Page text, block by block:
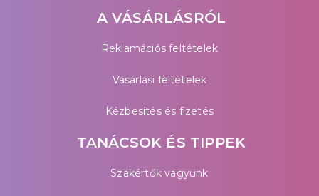
A VÁSÁRLÁSRÓL
Reklamációs feltételek
Vásárlási feltételek
Kézbesítés és fizetés
TANÁCSOK ÉS TIPPEK
Szakértők vagyunk